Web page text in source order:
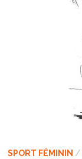
SPORT FÉMININ /